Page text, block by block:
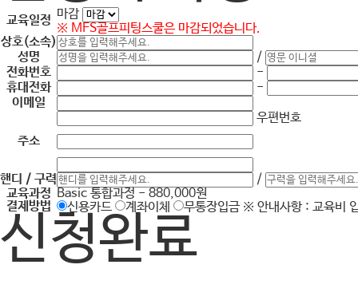
교육일정 마감
※ MFS골프피팅스쿨은 마감되었습니다.
상호(소속)
성명
/
전화번호
-
휴대전화
-
이메일
주소
우편번호
핸디 / 구력
/
교육과정 Basic 통합과정 - 880,000원
결제방법
신용카드 계좌이체 무통장입금 ※ 안내사항 : 교육비
신청완료